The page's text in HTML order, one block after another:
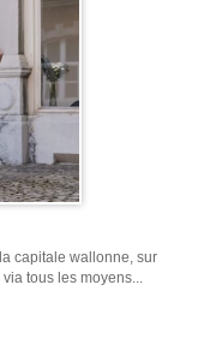
capitale wallonne, sur
tous les moyens...